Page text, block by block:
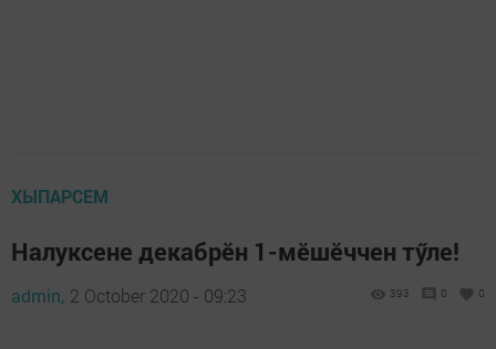
ХЫПАРСЕМ
Налуксене декабрӗн 1-мӗшӗччен тӳле!
admin, 2 October 2020 - 09:23 393 0 0